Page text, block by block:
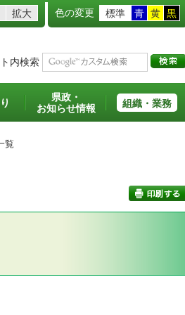
拡大 色の変更 標準 青 黄 黒
内検索
県政・
お知らせ情報
組織・業務
覧